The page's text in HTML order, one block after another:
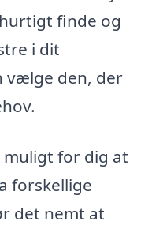
finde og
i dit
vælge den, der
for dig at
forskellige
det nemt at